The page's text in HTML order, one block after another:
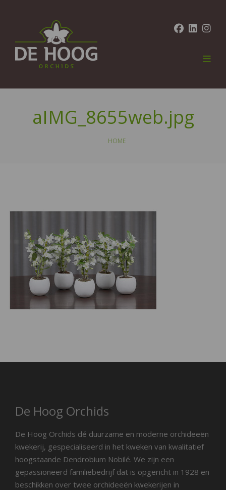
aIMG_8655web.jpg
HOME
De Hoog Orchids
De Hoog Orchids dé duurzame en moderne orchideeën
kwekerij, gespecialiseerd in het kweken van kwalitatief
hoogstaande Dendrobium Nobilé. We zijn een
gepassioneerd familiebedrijf dat is opgericht in 1928 en
beschikken over twee orchideeën kwekerijen in